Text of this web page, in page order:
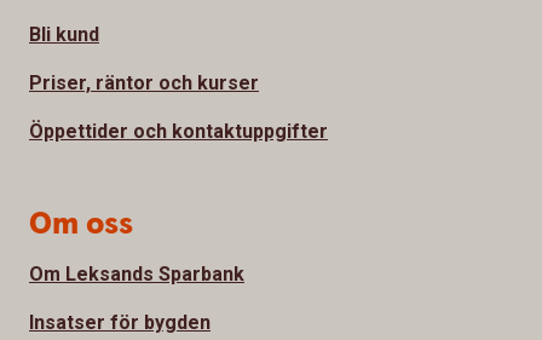
Bli kund
Priser, räntor och kurser
Öppettider och kontaktuppgifter
Om oss
Om Leksands Sparbank
Insatser för bygden